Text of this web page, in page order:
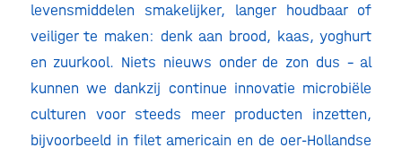
levensmiddelen smakelijker, langer houdbaar of
veiliger te maken: denk aan brood, kaas, yoghurt
en zuurkool. Niets nieuws onder de zon dus – al
kunnen we dankzij continue innovatie microbiële
culturen voor steeds meer producten inzetten,
bijvoorbeeld in filet americain en de oer-Hollandse